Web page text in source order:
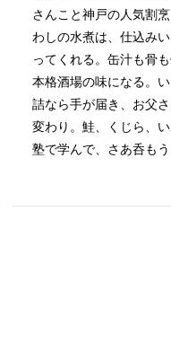
さんこと神戸の人気割
わしの水煮は、仕込み
ってくれる。缶汁も骨
本格酒場の味になる。
詰なら手が届き、お父
変わり。鮭、くじら、
塾で学んで、さあ呑もう